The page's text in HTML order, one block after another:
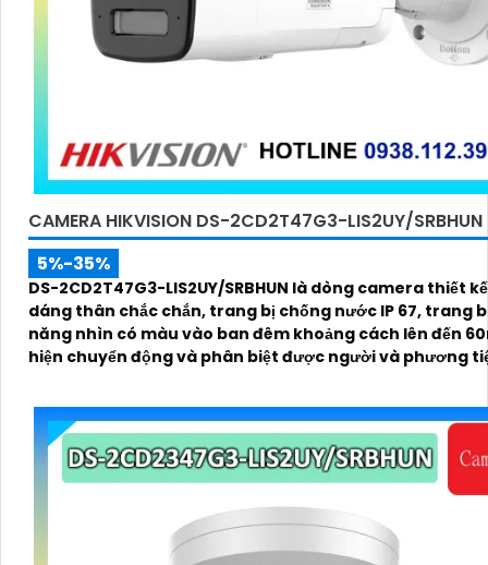
CAMERA HIKVISION DS-2CD2T47G3-LIS2UY/SRBHUN
5%-35%
DS-2CD2T47G3-LIS2UY/SRBHUN là dòng camera thiết
dáng thân chắc chắn, trang bị chống nước IP 67, trang bị khả
năng nhìn có màu vào ban đêm khoảng cách lên đến
hiện chuyển động và phân biệt được người và phương